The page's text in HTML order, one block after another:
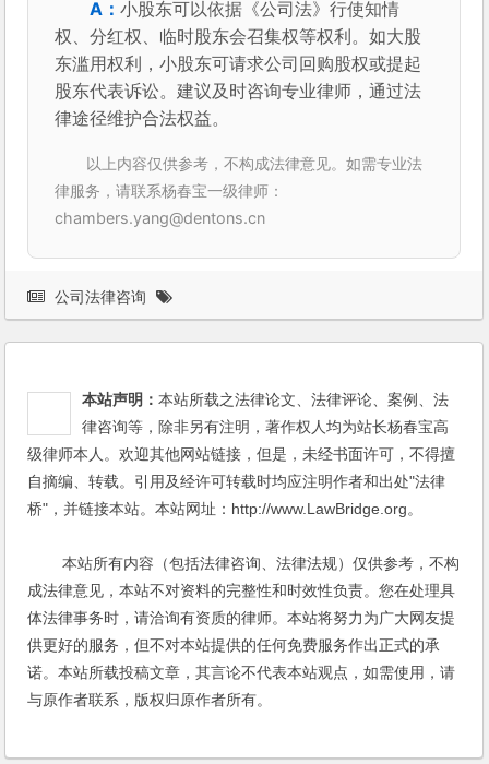
小股东可以依据《公司法》行使知情
权、分红权、临时股东会召集权等权利。如大股
东滥用权利，小股东可请求公司回购股权或提起
股东代表诉讼。建议及时咨询专业律师，通过法
律途径维护合法权益。
以上内容仅供参考，不构成法律意见。如需专业法
律服务，请联系杨春宝一级律师：
chambers.yang@dentons.cn
公司法律咨询
本站声明：本站所载之法律论文、法律评论、案例、法
律咨询等，除非另有注明，著作权人均为站长杨春宝高
级律师本人。欢迎其他网站链接，但是，未经书面许可，不得擅
自摘编、转载。引用及经许可转载时均应注明作者和出处"法律
桥"，并链接本站。本站网址：http://www.LawBridge.org。
本站所有内容（包括法律咨询、法律法规）仅供参考，不构
成法律意见，本站不对资料的完整性和时效性负责。您在处理具
体法律事务时，请洽询有资质的律师。本站将努力为广大网友提
供更好的服务，但不对本站提供的任何免费服务作出正式的承
诺。本站所载投稿文章，其言论不代表本站观点，如需使用，请
与原作者联系，版权归原作者所有。